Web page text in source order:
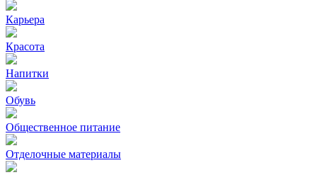
Карьера
Красота
Напитки
Обувь
Общественное питание
Отделочные материалы